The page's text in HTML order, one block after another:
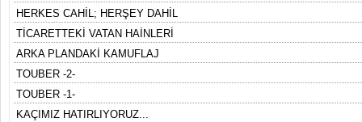
HERKES CAHİL; HERŞEY DAHİL
TİCARETTEKİ VATAN HAİNLERİ
ARKA PLANDAKİ KAMUFLAJ
TOUBER -2-
TOUBER -1-
KAÇIMIZ HATIRLIYORUZ...